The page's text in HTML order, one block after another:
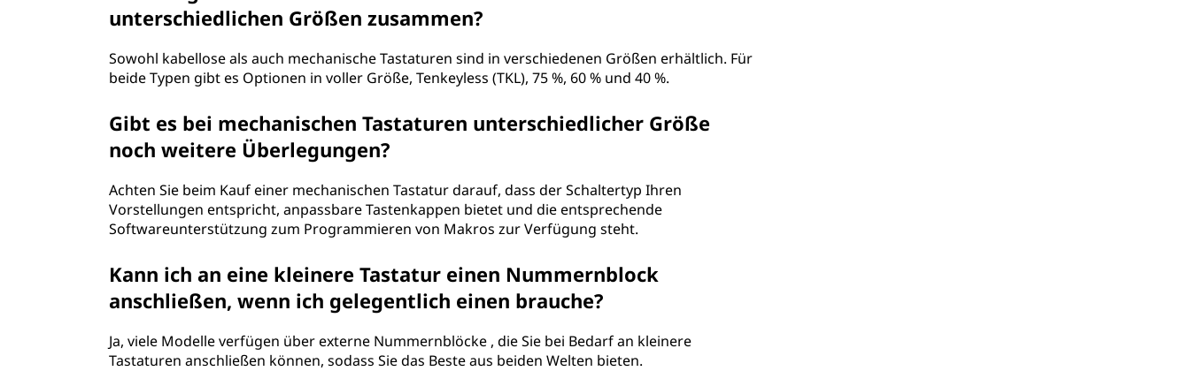
unterschiedlichen Größen zusammen?
Sowohl kabellose als auch mechanische Tastaturen sind in verschiedenen Größen erhältlich. Für
beide Typen gibt es Optionen in voller Größe, Tenkeyless (TKL), 75 %, 60 % und 40 %.
Gibt es bei mechanischen Tastaturen unterschiedlicher Größe
noch weitere Überlegungen?
Achten Sie beim Kauf einer mechanischen Tastatur darauf, dass der Schaltertyp Ihren
Vorstellungen entspricht, anpassbare Tastenkappen bietet und die entsprechende
Softwareunterstützung zum Programmieren von Makros zur Verfügung steht.
Kann ich an eine kleinere Tastatur einen Nummernblock
anschließen, wenn ich gelegentlich einen brauche?
Ja, viele Modelle verfügen über externe Nummernblöcke , die Sie bei Bedarf an kleinere
Tastaturen anschließen können, sodass Sie das Beste aus beiden Welten bieten.